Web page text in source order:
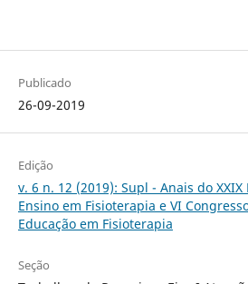
Publicado
26-09-2019
Edição
v. 6 n. 12 (2019): Supl - Anais do
Ensino em Fisioterapia e VI
Educação em Fisioterapia
Seção